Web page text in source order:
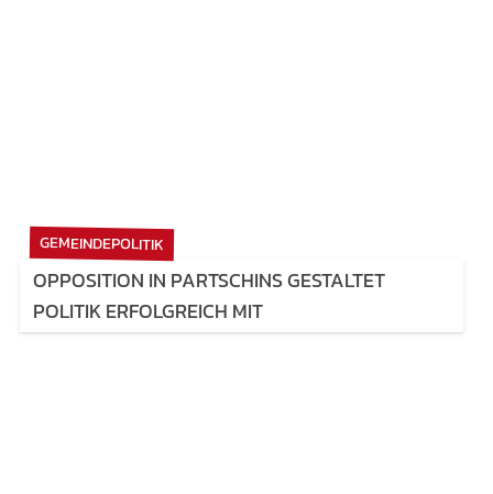
GEMEINDEPOLITIK
OPPOSITION IN PARTSCHINS GESTALTET
POLITIK ERFOLGREICH MIT